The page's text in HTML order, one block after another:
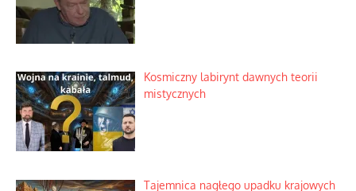
Kosmiczny labirynt dawnych teorii
mistycznych
Tajemnica nagłego upadku krajowych